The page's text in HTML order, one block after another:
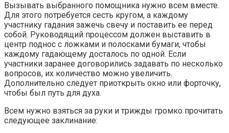
Вызывать выбранного помощника нужно всем вместе.
Для этого потребуется сесть кругом, а каждому
участнику гадания зажечь свечу и поставить ее перед
собой. Руководящий процессом должен выставить в
центр поднос с ложками и полосками бумаги, чтобы
каждому гадающему досталось по одной. Если
участники заранее договорились задавать по несколько
вопросов, их количество можно увеличить.
Дополнительно следует приоткрыть окно или форточку,
чтобы был путь для духа.
Всем нужно взяться за руки и трижды громко прочитать
следующее заклинание: